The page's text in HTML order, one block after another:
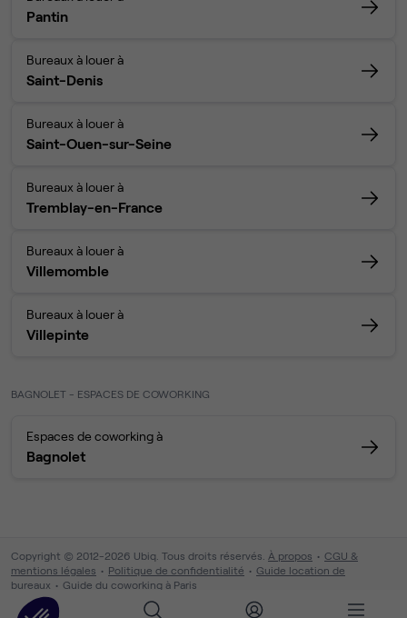
Pantin
Bureaux à louer à
Saint-Denis
Bureaux à louer à
Saint-Ouen-sur-Seine
Bureaux à louer à
Tremblay-en-France
Bureaux à louer à
Villemomble
Bureaux à louer à
Villepinte
BAGNOLET - ESPACES DE COWORKING
Espaces de coworking à
Bagnolet
Copyright © 2012-2026 Ubiq. Tous droits réservés. À propos
CGU &
mentions légales
Politique de confidentialité
Guide location de
bureaux
Guide du coworking à Paris